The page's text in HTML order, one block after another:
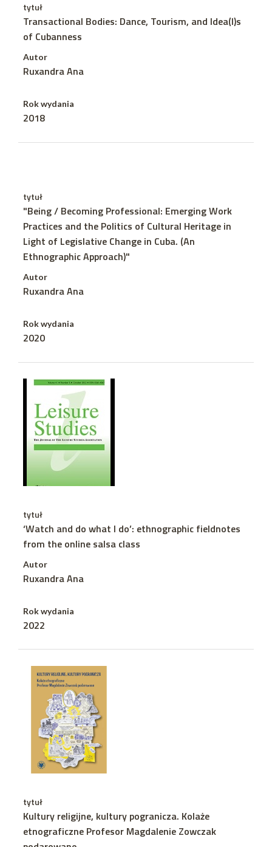
tytuł
Transactional Bodies: Dance, Tourism, and Idea(l)s
of Cubanness
Autor
Ruxandra Ana
Rok wydania
2018
tytuł
"Being / Becoming Professional: Emerging Work
Practices and the Politics of Cultural Heritage in
Light of Legislative Change in Cuba. (An
Ethnographic Approach)"
Autor
Ruxandra Ana
Rok wydania
2020
tytuł
‘Watch and do what I do’: ethnographic fieldnotes
from the online salsa class
Autor
Ruxandra Ana
Rok wydania
2022
tytuł
Kultury religijne, kultury pogranicza. Kolaże
etnograficzne Profesor Magdalenie Zowczak